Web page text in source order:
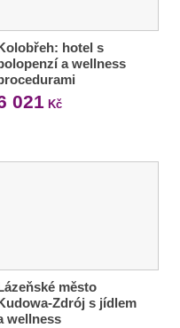
hotel s
a wellness
021 Kč
město
Zdrój s jídlem
wellness